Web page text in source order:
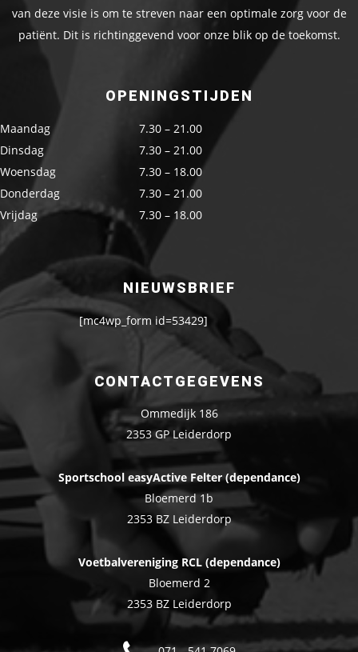
van deze visie is om te streven naar een optimale zorg voor de
patiënt. Dit is richtinggevend voor onze blik op de toekomst.
OPENINGSTIJDEN
Maandag
7.30 – 21.00
Dinsdag
7.30 – 21.00
Woensdag
7.30 – 18.00
Donderdag
7.30 – 21.00
Vrijdag
7.30 – 18.00
NIEUWSBRIEF
[mc4wp_form id=53429]
CONTACTGEGEVENS
Ommedijk 186
2353 GP Leiderdorp
Sportschool easyActive Felter (dependance)
Bloemerd 1b
2353 BZ Leiderdorp
Voetbalvereniging RCL (dependance)
Bloemerd 2
2353 BZ Leiderdorp